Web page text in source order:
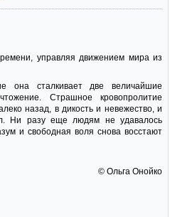
управляя движением мира из
она сталкивает две величайшие
Страшное кровопролитие
назад, в дикость и невежество, и
Ни разу еще людям не удавалось
и свободная воля снова восстают
© Ольга Онойко